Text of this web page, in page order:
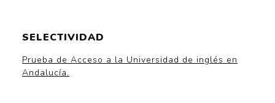
SELECTIVIDAD
Prueba de Acceso a la Universidad de inglés en
Andalucía.